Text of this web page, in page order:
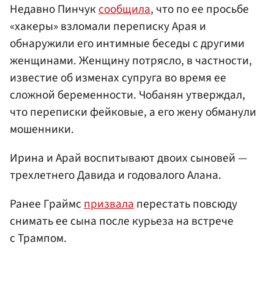
Недавно Пинчуксообщила, что по ее просьбе
«хакеры» взломали переписку Арая и
обнаружили его интимные беседы с другими
женщинами. Женщину потрясло, в частности,
известие об изменах супруга во время ее
сложной беременности. Чобанян утверждал,
что переписки фейковые, а его жену обманули
мошенники.
Ирина и Арай воспитывают двоих сыновей —
трехлетнего Давида и годовалого Алана.
Ранее Граймспризвалаперестать повсюду
снимать ее сына после курьеза на встрече
с Трампом.